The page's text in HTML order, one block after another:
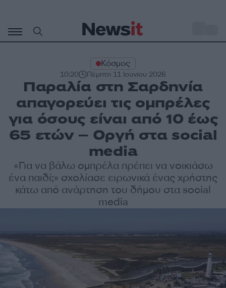
περιεχόμενο
Κόσμος
10:20 Πέμπτη 11 Ιουνίου 2026
Παραλία στη Σαρδηνία
απαγορεύει τις ομπρέλες
για όσους είναι από 10 έως
65 ετών – Οργή στα social
media
«Για να βάλω ομπρέλα πρέπει να νοικιάσω
ένα παιδί;» σχολίασε ειρωνικά ένας χρήστης
κάτω από ανάρτηση του δήμου στα social
media